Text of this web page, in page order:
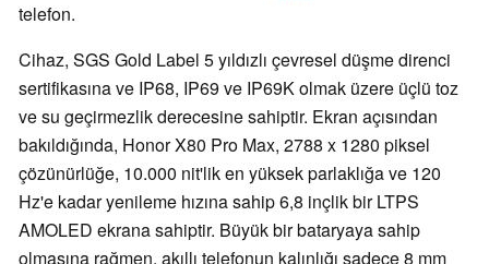
telefon.
Cihaz, SGS Gold Label 5 yıldızlı çevresel düşme direnci
sertifikasına ve IP68, IP69 ve IP69K olmak üzere üçlü toz
ve su geçirmezlik derecesine sahiptir. Ekran açısından
bakıldığında, Honor X80 Pro Max, 2788 x 1280 piksel
çözünürlüğe, 10.000 nit'lik en yüksek parlaklığa ve 120
Hz'e kadar yenileme hızına sahip 6,8 inçlik bir LTPS
AMOLED ekrana sahiptir. Büyük bir bataryaya sahip
olmasına rağmen, akıllı telefonun kalınlığı sadece 8 mm